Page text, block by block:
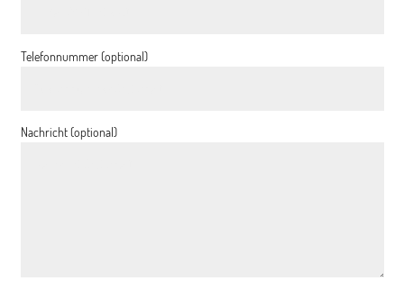
Telefonnummer (optional)
Nachricht (optional)